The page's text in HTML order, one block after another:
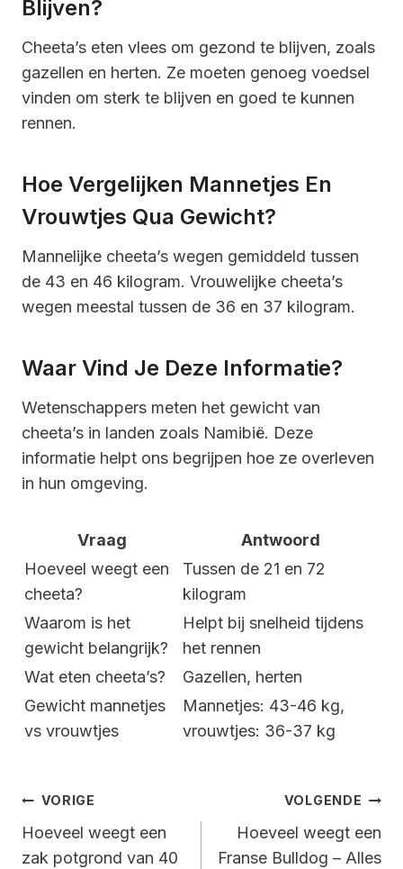
Blijven?
Cheeta’s eten vlees om gezond te blijven, zoals
gazellen en herten. Ze moeten genoeg voedsel
vinden om sterk te blijven en goed te kunnen
rennen.
Hoe Vergelijken Mannetjes En
Vrouwtjes Qua Gewicht?
Mannelijke cheeta’s wegen gemiddeld tussen
de 43 en 46 kilogram. Vrouwelijke cheeta’s
wegen meestal tussen de 36 en 37 kilogram.
Waar Vind Je Deze Informatie?
Wetenschappers meten het gewicht van
cheeta’s in landen zoals Namibië. Deze
informatie helpt ons begrijpen hoe ze overleven
in hun omgeving.
Vraag
Antwoord
Hoeveel weegt een
cheeta?
Tussen de 21 en 72
kilogram
Waarom is het
gewicht belangrijk?
Helpt bij snelheid tijdens
het rennen
Wat eten cheeta’s?
Gazellen, herten
Gewicht mannetjes
vs vrouwtjes
Mannetjes: 43-46 kg,
vrouwtjes: 36-37 kg
Bericht
Navigatie
VORIGE
Hoeveel weegt een
zak potgrond van 40
VOLGENDE
Hoeveel weegt een
Franse Bulldog – Alles